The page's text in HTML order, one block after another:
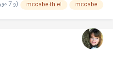
mccabe
mccabe-thiel (و 7 مورد دیگر)